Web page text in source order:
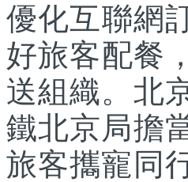
優化互聯網
好旅客配餐
送組織。北
鐵北京局擔
旅客攜寵同